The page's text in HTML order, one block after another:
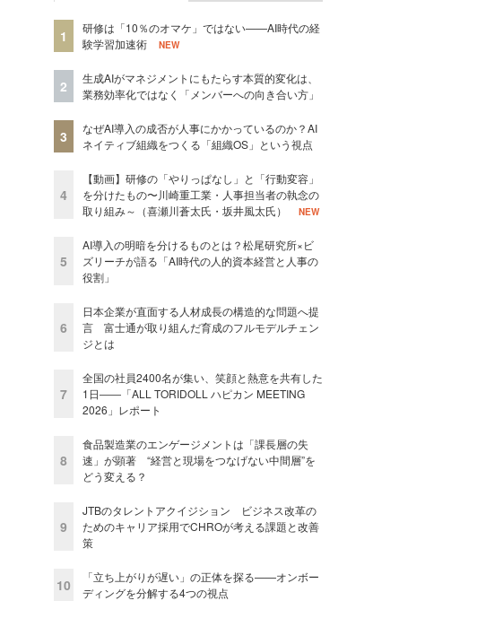
1
研修は「10％のオマケ」ではない——AI時代の経
験学習加速術
NEW
2
生成AIがマネジメントにもたらす本質的変化は、
業務効率化ではなく「メンバーへの向き合い方」
3
なぜAI導入の成否が人事にかかっているのか？AI
ネイティブ組織をつくる「組織OS」という視点
4
【動画】研修の「やりっぱなし」と「行動変容」
を分けたもの〜川崎重工業・人事担当者の執念の
取り組み～（喜瀬川蒼太氏・坂井風太氏）
NEW
5
AI導入の明暗を分けるものとは？松尾研究所×ビ
ズリーチが語る「AI時代の人的資本経営と人事の
役割」
6
日本企業が直面する人材成長の構造的な問題へ提
言 富士通が取り組んだ育成のフルモデルチェン
ジとは
7
全国の社員2400名が集い、笑顔と熱意を共有した
1日――「ALL TORIDOLL ハピカン MEETING
2026」レポート
8
食品製造業のエンゲージメントは「課長層の失
速」が顕著 “経営と現場をつなげない中間層”を
どう変える？
9
JTBのタレントアクイジション ビジネス改革の
ためのキャリア採用でCHROが考える課題と改善
策
10
「立ち上がりが遅い」の正体を探る——オンボー
ディングを分解する4つの視点